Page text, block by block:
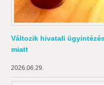
Változik hivatali
miatt
2026.06.29.